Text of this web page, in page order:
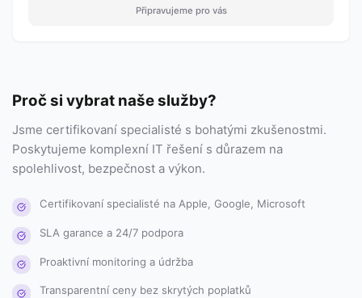
Připravujeme pro vás
Proč si vybrat naše služby?
Jsme certifikovaní specialisté s bohatými zkušenostmi.
Poskytujeme komplexní IT řešení s důrazem na
spolehlivost, bezpečnost a výkon.
Certifikovaní specialisté na Apple, Google, Microsoft
SLA garance a 24/7 podpora
Proaktivní monitoring a údržba
Transparentní ceny bez skrytých poplatků